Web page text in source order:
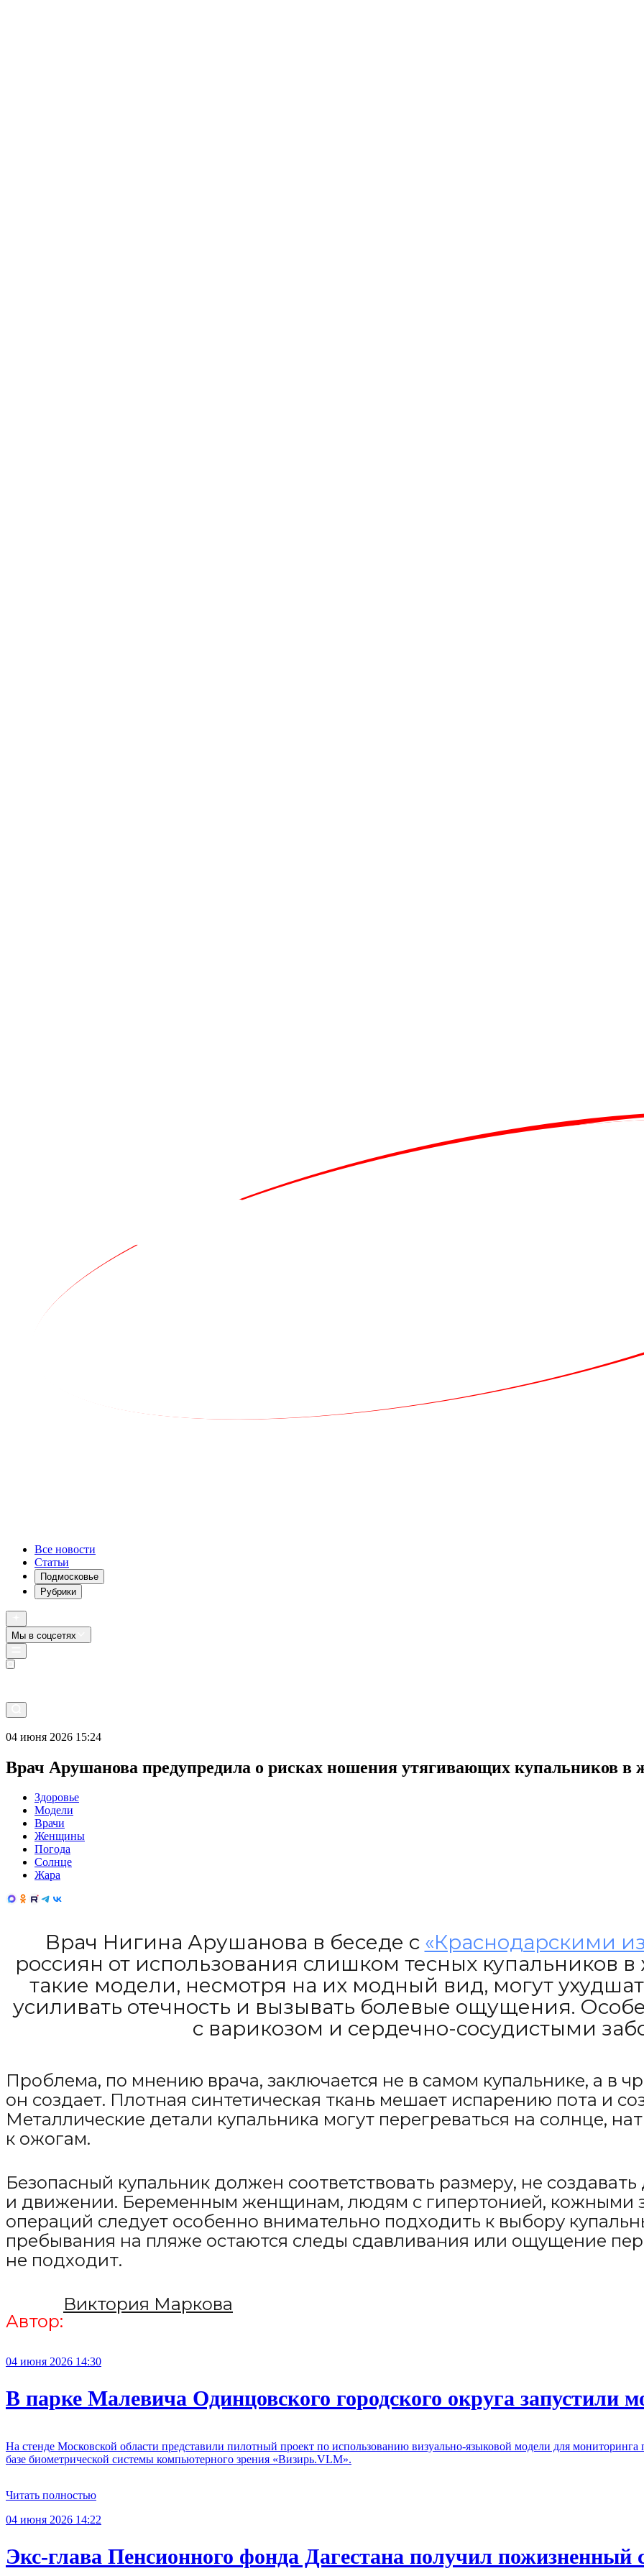
Все новости
Статьи
Подмосковье
Рубрики
Мы в соцсетях
04 июня 2026 15:24
Врач Арушанова предупредила о рисках ношения утягивающих купальников в
Здоровье
Модели
Врачи
Женщины
Погода
Солнце
Жара
Врач Нигина Арушанова в беседе с «Краснодарскими
россиян от использования слишком тесных купальников
такие модели, несмотря на их модный вид, могут
усиливать отечность и вызывать болевые ощущения.
с варикозом и сердечно-сосудистыми
Проблема, по мнению врача, заключается не в самом купальнике, а в
он создает. Плотная синтетическая ткань мешает испарению пота и
Металлические детали купальника могут перегреваться на солнце,
к ожогам.
Безопасный купальник должен соответствовать размеру, не
и движении. Беременным женщинам, людям с гипертонией, кожными
операций следует особенно внимательно подходить к выбору
пребывания на пляже остаются следы сдавливания или ощущение
не подходит.
Автор:
Виктория Маркова
04 июня 2026 14:30
В парке Малевича Одинцовского городского округа запустили
На стенде Московской области представили пилотный проект по использованию визуально-языковой модели для
базе биометрической системы компьютерного зрения «Визирь.VLM».
Читать полностью
04 июня 2026 14:22
Экс-глава Пенсионного фонда Дагестана получил пожизненный